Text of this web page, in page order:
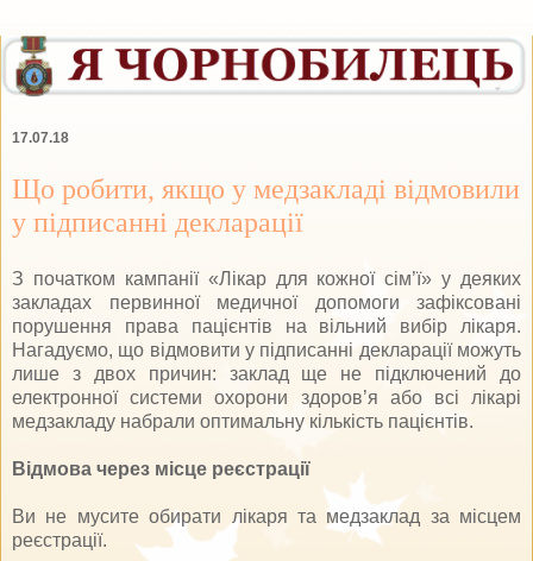
17.07.18
Що робити, якщо у медзакладі відмовили
у підписанні декларації
З початком кампанії «Лікар для кожної сім’ї» у деяких
закладах первинної медичної допомоги зафіксовані
порушення права пацієнтів на вільний вибір лікаря.
Нагадуємо, що відмовити у підписанні декларації можуть
лише з двох причин: заклад ще не підключений до
електронної системи охорони здоров’я або всі лікарі
медзакладу набрали оптимальну кількість пацієнтів.
Відмова через місце реєстрації
Ви не мусите обирати лікаря та медзаклад за місцем
реєстрації.